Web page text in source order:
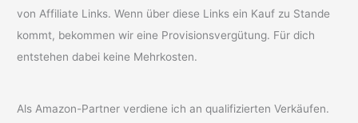
von Affiliate Links. Wenn über diese Links ein Kauf zu Stande
kommt, bekommen wir eine Provisionsvergütung. Für dich
entstehen dabei keine Mehrkosten.
Als Amazon-Partner verdiene ich an qualifizierten Verkäufen.